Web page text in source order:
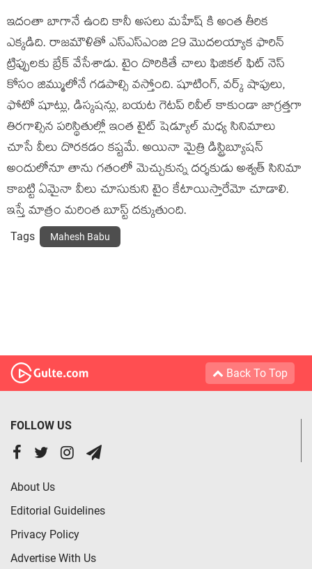
ఇదంతా బాగానే ఉంది కానీ అసలు మహేష్ కి అంత తీరిక
ఎక్కడిది. రాజమౌళితో ఎస్ఎస్ఎంబి 29 మొదలయ్యాక ఫారిన్
ట్రిప్పులకు బ్రేక్ వేసేశాడు. టైం దొరికితే చాలు ఫిజికల్ ఫిట్ నెస్
కోసం జిమ్ములోనే గడపాల్సి వస్తోంది. షూటింగ్, వర్క్ షాపులు,
ఫోటో షూట్లు, డిస్కషన్లు, బయట గెటప్ రివీల్ కాకుండా జాగ్రత్తగా
తిరగాల్సిన పరిస్థితుల్లో ఇంత టైట్ షెడ్యూల్ మధ్య సినిమాలు
చూసే వీలు దొరకడం కష్టమే. అయినా మైత్రి డిస్ట్రిబ్యూషన్
అందులోనూ తాను గతంలో మెచ్చుకున్న దర్శకుడు అశ్వత్ సినిమా
కాబట్టి ఏమైనా వీలు చూసుకుని టైం కేటాయిస్తారేమో చూడాలి.
ఇస్తే మాత్రం మరింత బూస్ట్ దక్కుతుంది.
Tags Mahesh Babu
Back To Top
FOLLOW US
About Us
Editorial Guidelines
Privacy Policy
Advertise With Us